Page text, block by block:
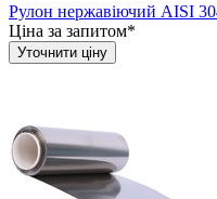
Рулон нержавіючий AISI
Ціна за запитом*
Уточнити ціну